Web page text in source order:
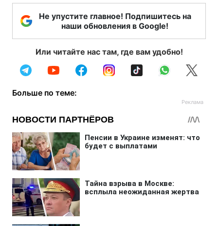
Не упустите главное! Подпишитесь на
наши обновления в Google!
Или читайте нас там, где вам удобно!
Больше по теме: